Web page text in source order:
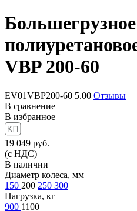
Большегрузное
VBP 200-60
EV01VBP200-60 5.00 Отзывы
В сравнение
В избранное
19 049 руб.
(с НДС)
В наличии
Диаметр колеса, мм
150 200 250 300
Нагрузка, кг
900 1100